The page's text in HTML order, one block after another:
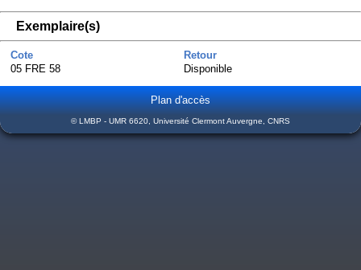
Exemplaire(s)
Cote
Retour
05 FRE 58
Disponible
Plan d'accès
© LMBP - UMR 6620, Université Clermont Auvergne, CNRS